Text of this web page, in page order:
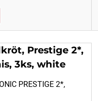
Prestige 2*,
3ks, white
PRESTIGE 2*,